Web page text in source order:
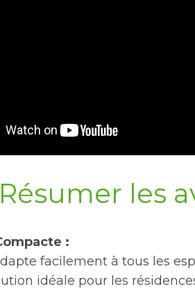
les
:
facilement à tous les
idéale pour les